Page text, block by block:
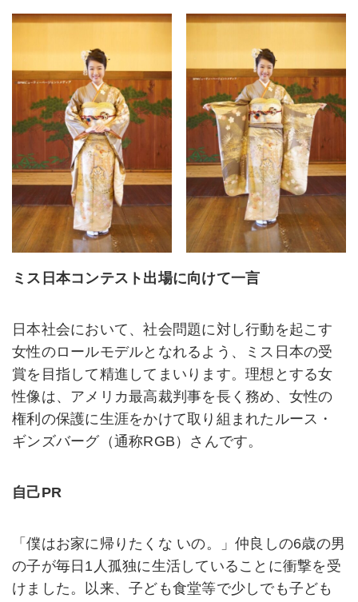
ミス日本コンテスト出場に向けて一言
日本社会において、社会問題に対し行動を起こす
女性のロールモデルとなれるよう、ミス日本の受
賞を目指して精進してまいります。理想とする女
性像は、アメリカ最高裁判事を長く務め、女性の
権利の保護に生涯をかけて取り組まれたルース・
ギンズバーグ（通称RGB）さんです。
自己PR
「僕はお家に帰りたくな いの。」仲良しの6歳の男
の子が毎日1人孤独に生活していることに衝撃を受
けました。以来、子ども食堂等で少しでも子ども